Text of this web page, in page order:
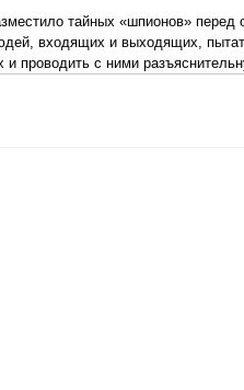
тайных «шпионов» перед
входящих и выходящих,
проводить с ними